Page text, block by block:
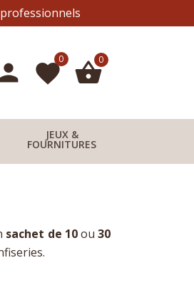
professionnels
favorite
0 shopping_basket0
JEUX &
FOURNITURES
sachet de 10ou30